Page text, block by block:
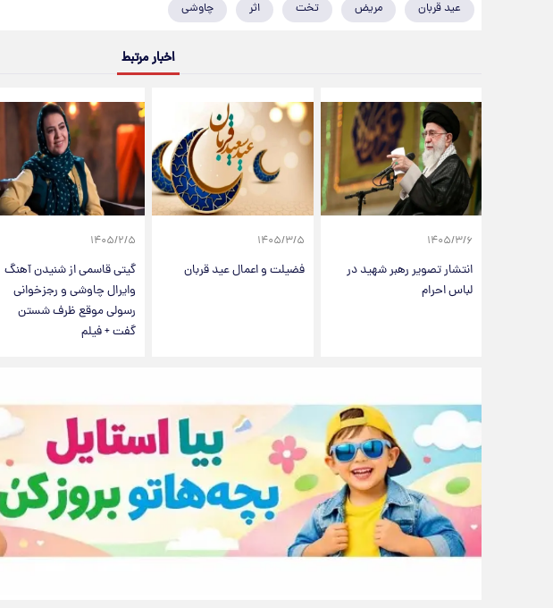
عید قربان مریض تخت اثر چاوشی
اخبار مرتبط
۱۴۰۵/۳/۶
انتشار تصویر رهبر شهید در
لباس احرام
۱۴۰۵/۳/۵
فضیلت و اعمال عید قربان
۱۴۰۵/۲/۵
گیتی قاسمی از شنیدن آهنگ
وایرال چاوشی و رجزخوانی
رسولی موقع ظرف شستن
گفت + فیلم